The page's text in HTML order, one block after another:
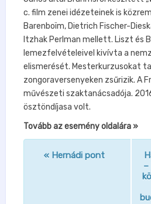
c. film zenei idézeteinek is
Barenboïm, Dietrich Fischer-
Itzhak Perlman mellett. Liszt és
lemezfelvételeivel kivívta a
elismerését. Mesterkurzusokat
zongoraversenyeken zsűrizik. A
művészeti szaktanácsadója.
ösztöndíjasa volt.
Tovább az esemény oldalára »
« Hernádi pont
–